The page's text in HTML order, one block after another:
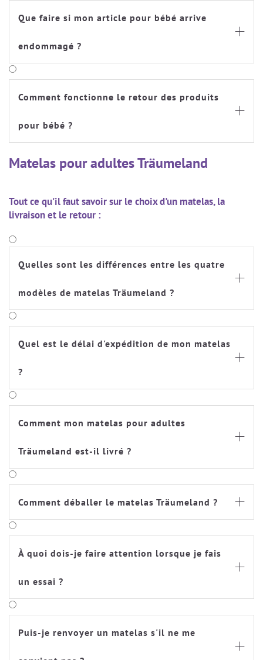
Que faire si mon article pour bébé arrive
endommagé ?

Comment fonctionne le retour des produits
pour bébé ?

Matelas pour adultes Träumeland
Tout ce qu'il faut savoir sur le choix d'un matelas, la
livraison et le retour :
Quelles sont les différences entre les quatre
modèles de matelas Träumeland ?

Quel est le délai d'expédition de mon matelas
?

Comment mon matelas pour adultes
Träumeland est-il livré ?

Comment déballer le matelas Träumeland ? 
À quoi dois-je faire attention lorsque je fais
un essai ?

Puis-je renvoyer un matelas s'il ne me
